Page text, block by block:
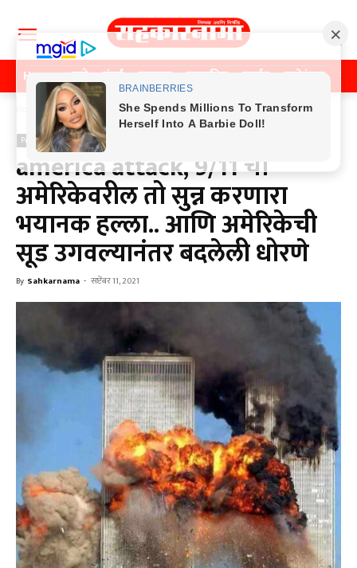
Home पुणे मुंबई महाराष्ट्र राजकीय क्राईम मनोरंजन
Previos News
Previos News
america attack, 9/11 चा
अमेरिकेवरील तो सुन्न करणारा
भयानक हल्ला.. आणि अमेरिकेची
सूड उगवल्यानंतर बदलेली धोरणे
By Sahkarnama - सप्टेंबर 11, 2021